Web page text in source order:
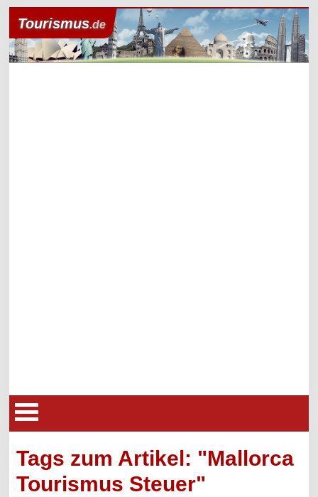
Tourismus.de
Tags zum Artikel: "Mallorca
Tourismus Steuer"